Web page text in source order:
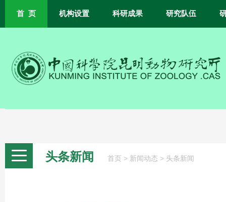
首 页 机构设置 科研成果 研究队伍
头条新闻 首页 > 新闻动态 > 头条新闻